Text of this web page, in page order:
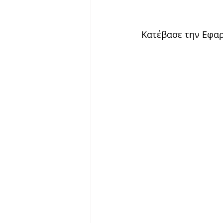
Κατέβασε την